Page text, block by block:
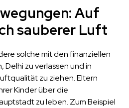
Auf
sauberer Luft
solche mit den finanziellen
zu verlassen und in
zu ziehen. Eltern
Kinder über die
zu leben. Zum Beispiel